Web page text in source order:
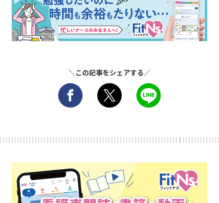
＼この記事をシェアする／